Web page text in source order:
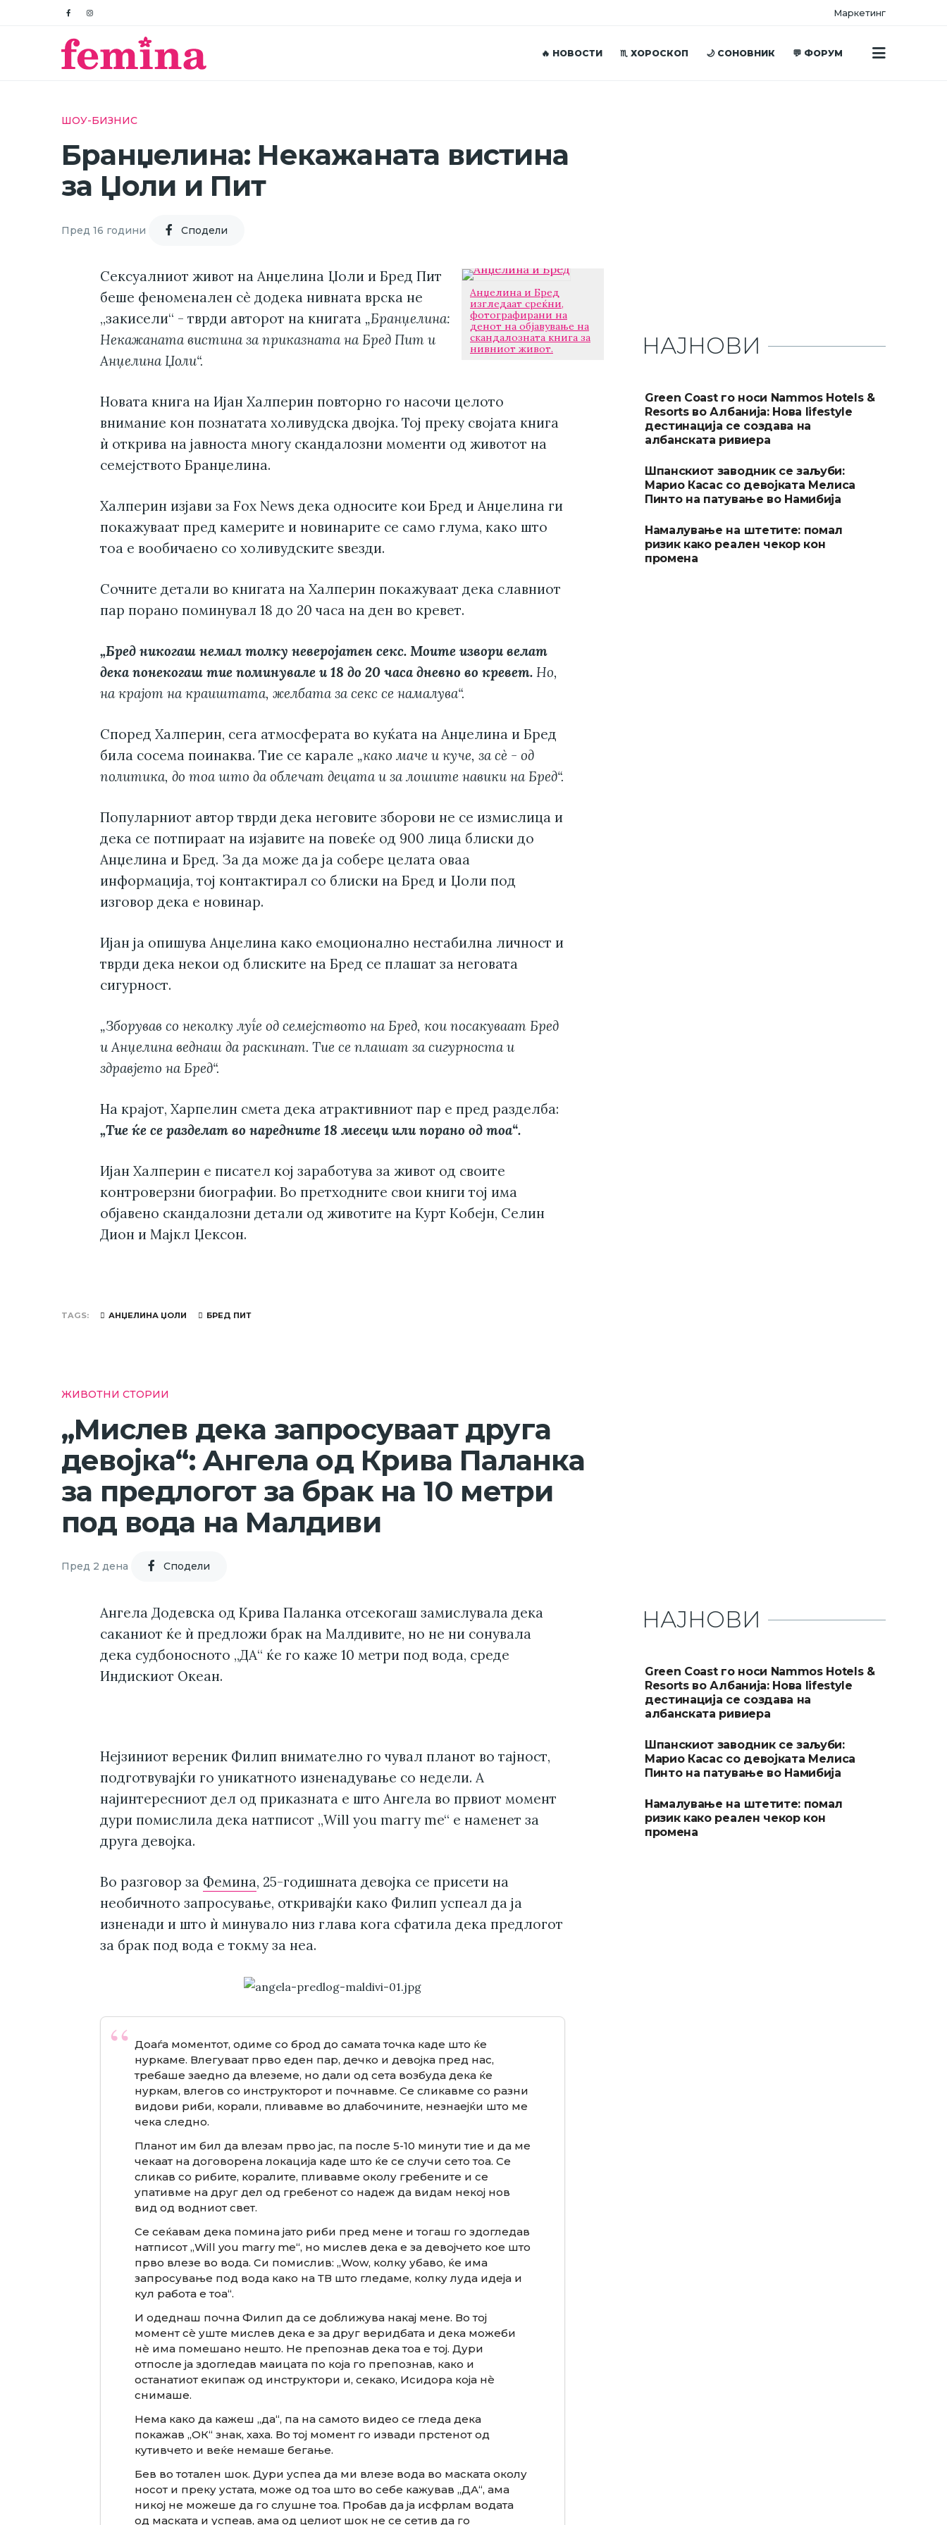
Маркетинг
🔥 НОВОСТИ ♏ ХОРОСКОП 🌙 СОНОВНИК 💬 ФОРУМ
ШОУ-БИЗНИС
Бранџелина: Некажаната вистина
за Џоли и Пит
Пред 16 години Cподели
Анџелина и Бред
изгледаат среќни,
фотографирани на
денот на објавување на
скандалозната книга за
нивниот живот.
Сексуалниот живот на Анџелина Џоли и Бред Пит
беше феноменален сè додека нивната врска не
„закисели“ - тврди авторот на книгата „Бранџелина:
Некажаната вистина за приказната на Бред Пит и
Анџелина Џоли“.
Новата книга на Ијан Халперин повторно го насочи целото
внимание кон познатата холивудска двојка. Тој преку својата книга
ѝ открива на јавноста многу скандалозни моменти од животот на
семејството Бранџелина.
Халперин изјави за Fox News дека односите кои Бред и Анџелина ги
покажуваат пред камерите и новинарите се само глума, како што
тоа е вообичаено со холивудските ѕвезди.
Сочните детали во книгата на Халперин покажуваат дека славниот
пар порано поминувал 18 до 20 часа на ден во кревет.
„Бред никогаш немал толку неверојатен секс. Моите извори велат
дека понекогаш тие поминувале и 18 до 20 часа дневно во кревет. Но,
на крајот на краиштата, желбата за секс се намалува“.
Според Халперин, сега атмосферата во куќата на Анџелина и Бред
била сосема поинаква. Тие се карале „како маче и куче, за сè - од
политика, до тоа што да облечат децата и за лошите навики на Бред“.
Популарниот автор тврди дека неговите зборови не се измислица и
дека се потпираат на изјавите на повеќе од 900 лица блиски до
Анџелина и Бред. За да може да ја собере целата оваа
информација, тој контактирал со блиски на Бред и Џоли под
изговор дека е новинар.
Ијан ја опишува Анџелина како емоционално нестабилна личност и
тврди дека некои од блиските на Бред се плашат за неговата
сигурност.
„Зборував со неколку луѓе од семејството на Бред, кои посакуваат Бред
и Анџелина веднаш да раскинат. Тие се плашат за сигурноста и
здравјето на Бред“.
На крајот, Харпелин смета дека атрактивниот пар е пред разделба:
„Тие ќе се разделат во наредните 18 месеци или порано од тоа“.
Ијан Халперин е писател кој заработува за живот од своите
контроверзни биографии. Во претходните свои книги тој има
објавено скандалозни детали од животите на Курт Кобејн, Селин
Дион и Мајкл Џексон.
TAGS АНЏЕЛИНА ЏОЛИ БРЕД ПИТ
НАЈНОВИ
Green Coast го носи Nammos Hotels &
Resorts во Албанија: Нова lifestyle
дестинација се создава на
албанската ривиера
Шпанскиот заводник се заљуби:
Марио Касас со девојката Мелиса
Пинто на патување во Намибија
Намалување на штетите: помал
ризик како реален чекор кон
промена
ЖИВОТНИ СТОРИИ
„Мислев дека запросуваат друга
девојка“: Ангела од Крива Паланка
за предлогот за брак на 10 метри
под вода на Малдиви
Пред 2 дена Cподели
Ангела Додевска од Крива Паланка отсекогаш замислувала дека
саканиот ќе ѝ предложи брак на Малдивите, но не ни сонувала
дека судбоносното „ДА“ ќе го каже 10 метри под вода, среде
Индискиот Океан.
Нејзиниот вереник Филип внимателно го чувал планот во тајност,
подготвувајќи го уникатното изненадување со недели. А
најинтересниот дел од приказната е што Ангела во првиот момент
дури помислила дека натписот „Will you marry me“ е наменет за
друга девојка.
Во разговор за Фемина, 25-годишната девојка се присети на
необичното запросување, откривајќи како Филип успеал да ја
изненади и што ѝ минувало низ глава кога сфатила дека предлогот
за брак под вода е токму за неа.
Доаѓа моментот, одиме со брод до самата точка каде што ќе
нуркаме. Влегуваат прво еден пар, дечко и девојка пред нас,
требаше заедно да влеземе, но дали од сета возбуда дека ќе
нуркам, влегов со инструкторот и почнавме. Се сликавме со разни
видови риби, корали, пливавме во длабочините, незнаејќи што ме
чека следно.
Планот им бил да влезам прво јас, па после 5-10 минути тие и да ме
чекаат на договорена локација каде што ќе се случи сето тоа. Се
сликав со рибите, коралите, пливавме околу гребените и се
упативме на друг дел од гребенот со надеж да видам некој нов
вид од водниот свет.
Се сеќавам дека помина јато риби пред мене и тогаш го здогледав
натписот „Will you marry me“, но мислев дека е за девојчето кое што
прво влезе во вода. Си помислив: „Wow, колку убаво, ќе има
запросување под вода како на ТВ што гледаме, колку луда идеја и
кул работа е тоа“.
И одеднаш почна Филип да се доближува накај мене. Во тој
момент сè уште мислев дека е за друг веридбата и дека можеби
нè има помешано нешто. Не препознав дека тоа е тој. Дури
отпосле ја здогледав маицата по која го препознав, како и
останатиот екипаж од инструктори и, секако, Исидора која нè
снимаше.
Нема како да кажеш „да“, па на самото видео се гледа дека
покажав „ОК“ знак, хаха. Во тој момент го извади прстенот од
кутивчето и веќе немаше бегање.
Бев во тотален шок. Дури успеа да ми влезе вода во маската околу
носот и преку устата, може од тоа што во себе кажував „ДА“, ама
никој не можеше да го слушне тоа. Пробав да ја исфрлам водата
од маската и успеав, ама од целиот шок не се сетив да го
НАЈНОВИ
Green Coast го носи Nammos Hotels &
Resorts во Албанија: Нова lifestyle
дестинација се создава на
албанската ривиера
Шпанскиот заводник се заљуби:
Марио Касас со девојката Мелиса
Пинто на патување во Намибија
Намалување на штетите: помал
ризик како реален чекор кон
промена